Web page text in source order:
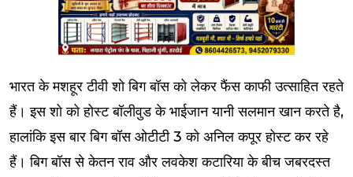
भारत के मशहूर टीवी शो बिग बॉस को लेकर फैंस काफी उत्साहित रहते
हैं। इस शो को होस्ट बॉलीवुड के भाईजान यानी सलमान खान करते है,
हालांकि इस बार बिग बॉस ओटीटी 3 को अनिल कपूर होस्ट कर रहे
हैं। बिग बॉस से केतन राव और लवकेश कटारिया के बीच जबरदस्त